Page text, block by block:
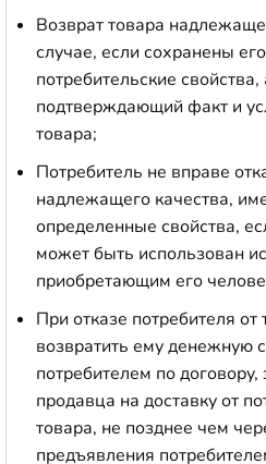
Возврат товара
случае, если сохранены
потребительские
подтверждающий факт и
товара;
Потребитель не вправе
надлежащего качества,
определенные свойства,
может быть использован
приобретающим его
При отказе потребителя
возвратить ему денежную
потребителем по
продавца на доставку от
товара, не позднее чем
предъявления